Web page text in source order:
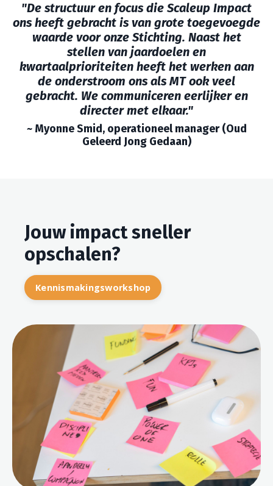
"De structuur en focus die Scaleup Impact
ons heeft gebracht is van grote toegevoegde
waarde voor onze Stichting. Naast het
stellen van jaardoelen en
kwartaalprioriteiten heeft het werken aan
de onderstroom ons als MT ook veel
gebracht. We communiceren eerlijker en
directer met elkaar."
~ Myonne Smid, operationeel manager (Oud
Geleerd Jong Gedaan)
Jouw impact sneller
opschalen?
Kennismakingsworkshop